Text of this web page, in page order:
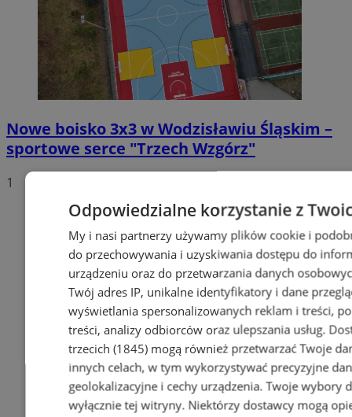
Nowe boisko 3x3 w Wodzisławiu Śląskim –
sportowe serce "Trzech Wzgórz"
1
Odpowiedzialne korzystanie z
My i nasi partnerzy używamy plików cookie i
do przechowywania i uzyskiwania dostępu do
urządzeniu oraz do przetwarzania danych
Twój adres IP, unikalne identyfikatory i dane
wyświetlania spersonalizowanych reklam i treści,
treści, analizy odbiorców oraz ulepszania usług.
trzecich (1845) mogą również przetwarzać Twoje
innych celach, w tym wykorzystywać precyzyjne
geolokalizacyjne i cechy urządzenia. Twoje wybory
wyłącznie tej witryny. Niektórzy dostawcy mogą